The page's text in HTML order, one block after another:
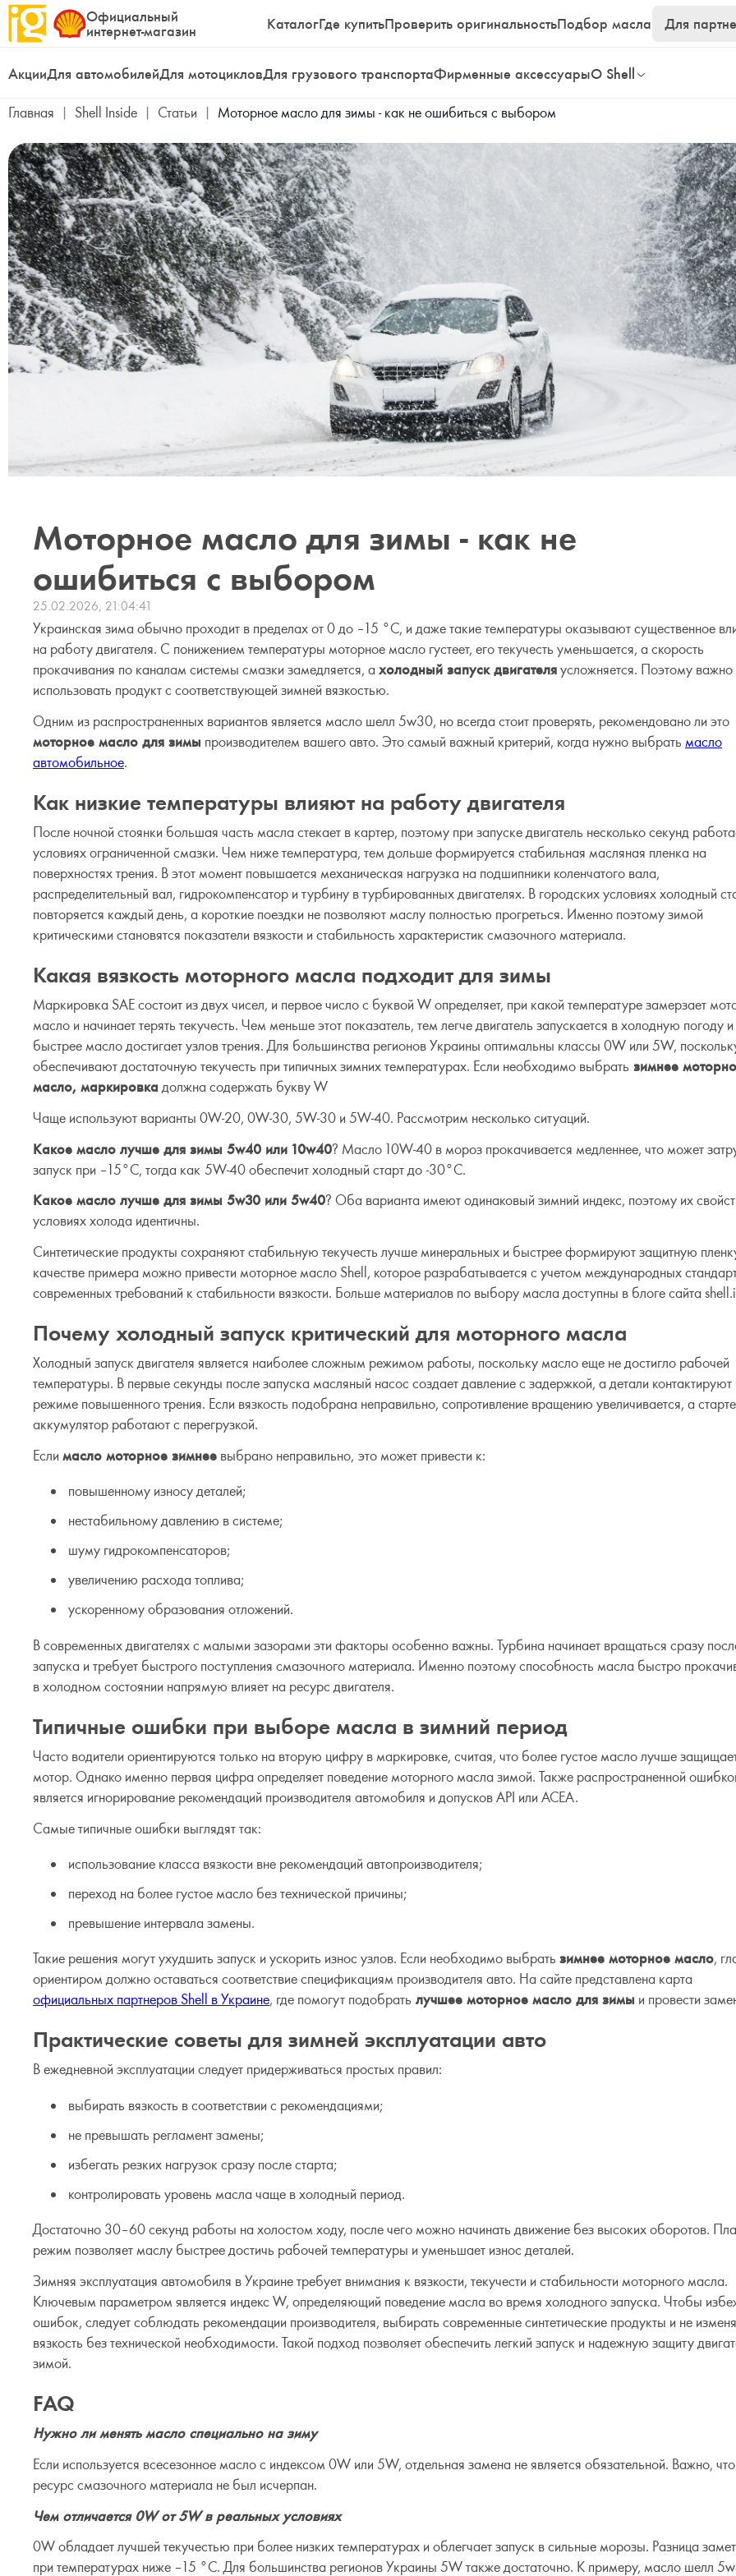
Официальный
интернет-магазин
КаталогГде купитьПроверить оригинальностьПодбор масла Для
АкцииДля автомобилейДля мотоцикловДля грузового транспортаФирменные аксессуарыО Shell
Главная | Shell Inside | Статьи | Моторное масло для зимы - как не ошибиться с выбором
Моторное масло для зимы - как не
ошибиться с выбором
25.02.2026, 21:04:41
Украинская зима обычно проходит в пределах от 0 до –15 °C, и даже такие температуры оказывают существенное
на работу двигателя. С понижением температуры моторное масло густеет, его текучесть уменьшается, а скорость
прокачивания по каналам системы смазки замедляется, а холодный запуск двигателяусложняется. Поэтому важно
использовать продукт с соответствующей зимней вязкостью.
Одним из распространенных вариантов является масло шелл 5w30, но всегда стоит проверять, рекомендовано ли это
моторное масло для зимы производителем вашего авто. Это самый важный критерий, когда нужно выбрать масло
автомобильное.
Как низкие температуры влияют на работу двигателя
После ночной стоянки большая часть масла стекает в картер, поэтому при запуске двигатель несколько секунд
условиях ограниченной смазки. Чем ниже температура, тем дольше формируется стабильная масляная пленка на
поверхностях трения. В этот момент повышается механическая нагрузка на подшипники коленчатого вала,
распределительный вал, гидрокомпенсатор и турбину в турбированных двигателях. В городских условиях холодный
повторяется каждый день, а короткие поездки не позволяют маслу полностью прогреться. Именно поэтому зимой
критическими становятся показатели вязкости и стабильность характеристик смазочного материала.
Какая вязкость моторного масла подходит для зимы
Маркировка SAE состоит из двух чисел, и первое число с буквой W определяет, при какой температуре замерзает
масло и начинает терять текучесть. Чем меньше этот показатель, тем легче двигатель запускается в холодную погоду
быстрее масло достигает узлов трения. Для большинства регионов Украины оптимальны классы 0W или 5W,
обеспечивают достаточную текучесть при типичных зимних температурах. Если необходимо выбрать зимнее
масло, маркировкадолжна содержать букву W
Чаще используют варианты 0W-20, 0W-30, 5W-30 и 5W-40. Рассмотрим несколько ситуаций.
Какое масло лучше для зимы 5w40 или 10w40? Масло 10W-40 в мороз прокачивается медленнее, что может
запуск при –15°C, тогда как 5W-40 обеспечит холодный старт до -30°C.
Какое масло лучше для зимы 5w30 или 5w40? Оба варианта имеют одинаковый зимний индекс, поэтому их
условиях холода идентичны.
Синтетические продукты сохраняют стабильную текучесть лучше минеральных и быстрее формируют защитную
качестве примера можно привести моторное масло Shell, которое разрабатывается с учетом международных
современных требований к стабильности вязкости. Больше материалов по выбору масла доступны в блоге сайта
Почему холодный запуск критический для моторного масла
Холодный запуск двигателя является наиболее сложным режимом работы, поскольку масло еще не достигло рабочей
температуры. В первые секунды после запуска масляный насос создает давление с задержкой, а детали контактируют
режиме повышенного трения. Если вязкость подобрана неправильно, сопротивление вращению увеличивается, а
аккумулятор работают с перегрузкой.
Если масло моторное зимнее выбрано неправильно, это может привести к:
повышенному износу деталей;
нестабильному давлению в системе;
шуму гидрокомпенсаторов;
увеличению расхода топлива;
ускоренному образования отложений.
В современных двигателях с малыми зазорами эти факторы особенно важны. Турбина начинает вращаться сразу
запуска и требует быстрого поступления смазочного материала. Именно поэтому способность масла быстро
в холодном состоянии напрямую влияет на ресурс двигателя.
Типичные ошибки при выборе масла в зимний период
Часто водители ориентируются только на вторую цифру в маркировке, считая, что более густое масло лучше
мотор. Однако именно первая цифра определяет поведение моторного масла зимой. Также распространенной
является игнорирование рекомендаций производителя автомобиля и допусков API или ACEA.
Самые типичные ошибки выглядят так:
использование класса вязкости вне рекомендаций автопроизводителя;
переход на более густое масло без технической причины;
превышение интервала замены.
Такие решения могут ухудшить запуск и ускорить износ узлов. Если необходимо выбрать зимнее моторное масло,
ориентиром должно оставаться соответствие спецификациям производителя авто. На сайте представлена ​​карта
официальных партнеров Shell в Украине, где помогут подобрать лучшее моторное масло для зимы и провести
Практические советы для зимней эксплуатации авто
В ежедневной эксплуатации следует придерживаться простых правил:
выбирать вязкость в соответствии с рекомендациями;
не превышать регламент замены;
избегать резких нагрузок сразу после старта;
контролировать уровень масла чаще в холодный период.
Достаточно 30–60 секунд работы на холостом ходу, после чего можно начинать движение без высоких оборотов.
режим позволяет маслу быстрее достичь рабочей температуры и уменьшает износ деталей.
Зимняя эксплуатация автомобиля в Украине требует внимания к вязкости, текучести и стабильности моторного масла.
Ключевым параметром является индекс W, определяющий поведение масла во время холодного запуска. Чтобы
ошибок, следует соблюдать рекомендации производителя, выбирать современные синтетические продукты и не
вязкость без технической необходимости. Такой подход позволяет обеспечить легкий запуск и надежную защиту
зимой.
FAQ
Нужно ли менять масло специально на зиму
Если используется всесезонное масло с индексом 0W или 5W, отдельная замена не является обязательной. Важно,
ресурс смазочного материала не был исчерпан.
Чем отличается 0W от 5W в реальных условиях
0W обладает лучшей текучестью при более низких температурах и облегчает запуск в сильные морозы. Разница
при температурах ниже –15 °C. Для большинства регионов Украины 5W также достаточно. К примеру, масло шелл